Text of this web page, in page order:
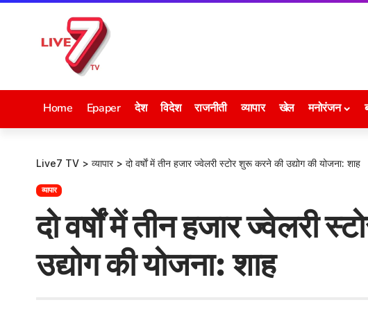
Home Epaper देश विदेश राजनीती व्यापार खेल मनोरंजन
Live7 TV > व्यापार> दो वर्षाें में तीन हजार ज्वेलरी स्टोर शुरू करने की उद्योग की योजना: शाह
व्यापार
दो वर्षाें में तीन हजार ज्वेलरी
उद्योग की योजना: शाह